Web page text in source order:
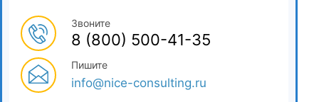
совершенствования антикоррупционных стандартов
поведения отдельных категорий лиц
Кодекс этики и служебного поведения
Звоните
8 (800) 500-41-35
Пишите
info@nice-consulting.ru